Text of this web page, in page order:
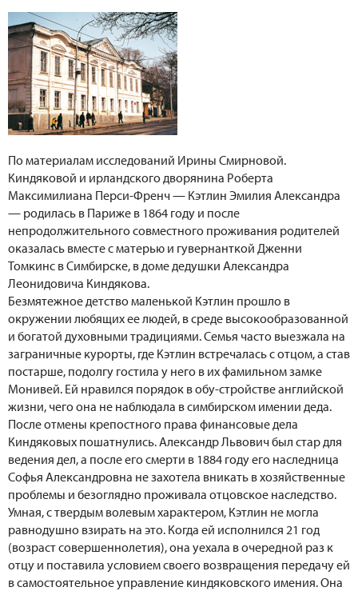
По материалам исследований Ирины Смирновой.
Киндяковой и ирландского дворянина Роберта
Максимилиана Перси-Френч — Кэтлин Эмилия Александра
— родилась в Париже в 1864 году и после
непродолжительного совместного проживания родителей
оказалась вместе с матерью и гувернанткой Дженни
Томкинс в Симбирске, в доме дедушки Александра
Леонидовича Киндякова.
Безмятежное детство маленькой Кэтлин прошло в
окружении любящих ее людей, в среде высокообразованной
и богатой духовными традициями. Семья часто выезжала на
заграничные курорты, где Кэтлин встречалась с отцом, а став
постарше, подолгу гостила у него в их фамильном замке
Монивей. Ей нравился порядок в обу-стройстве английской
жизни, чего она не наблюдала в симбирском имении деда.
После отмены крепостного права финансовые дела
Киндяковых пошатнулись. Александр Львович был стар для
ведения дел, а после его смерти в 1884 году его наследница
Софья Александровна не захотела вникать в хозяйственные
проблемы и безоглядно проживала отцовское наследство.
Умная, с твердым волевым характером, Кэтлин не могла
равнодушно взирать на это. Когда ей исполнился 21 год
(возраст совершеннолетия), она уехала в очередной раз к
отцу и поставила условием своего возвращения передачу ей
в самостоятельное управление киндяковского имения. Она